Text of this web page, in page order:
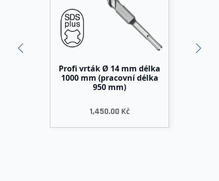
Profi vrták Ø 14 mm délka
1000 mm (pracovní délka
950 mm)
1,450.00 Kč